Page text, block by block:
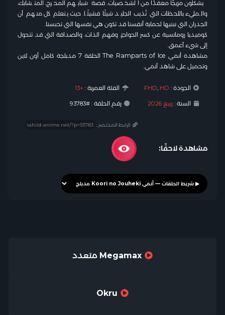
يشكلون مزيجًا معقدًا من الشخصيات. قصة شبابهم المحرج، المتشابك،
والمليء باللحظات التي تُذيب الجليد شيئًا فشيئًا. حيث يتعلم كل منهم أن
الجدران التي نبنيها لحماية أنفسنا قد تكون هي نفسها التي تحبسنا.
كوميديا رومانسية عن كسر الحواجز، وفهم الذات، والصداقة التي قد تتحول
إلى شيء أعمق.
مشاهدة أنمي The Ramparts of Ice الحلقة 7 مدبلجة كامل أون لاين
وتحميل على شاهد أنمي.
الجودة : FHD, HD الفئة العمرية : +13
السنة :ربيع 2026 رقم الحلقة : #93783
الرابط المختصر :
مشاهدة لاحقًا: